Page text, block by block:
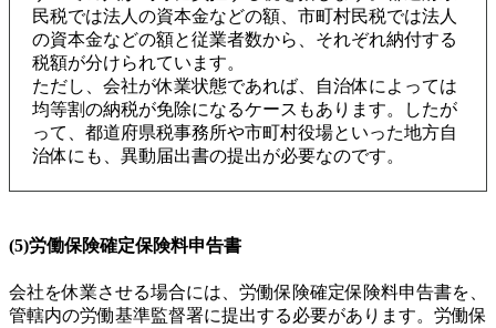
民税では法人の資本金などの額、市町村民税では法人
の資本金などの額と従業者数から、それぞれ納付する
税額が分けられています。
ただし、会社が休業状態であれば、自治体によっては
均等割の納税が免除になるケースもあります。したが
って、都道府県税事務所や市町村役場といった地方自
治体にも、異動届出書の提出が必要なのです。
(5)労働保険確定保険料申告書
会社を休業させる場合には、労働保険確定保険料申告書を、
管轄内の労働基準監督署に提出する必要があります。労働保